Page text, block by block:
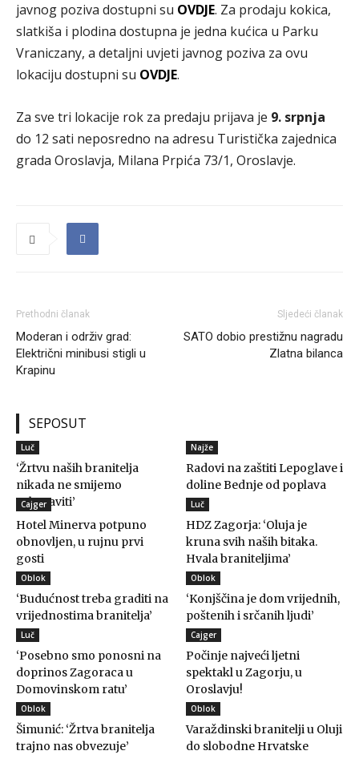
javnog poziva dostupni su OVDJE. Za prodaju kokica,
slatkiša i plodina dostupna je jedna kućica u Parku
Vraniczany, a detaljni uvjeti javnog poziva za ovu
lokaciju dostupni su OVDJE.
Za sve tri lokacije rok za predaju prijava je 9. srpnja
do 12 sati neposredno na adresu Turistička zajednica
grada Oroslavja, Milana Prpića 73/1, Oroslavje.
Prethodni članak
Moderan i održiv grad:
Električni minibusi stigli u
Krapinu
Sljedeći članak
SATO dobio prestižnu nagradu
Zlatna bilanca
SEPOSUT
Luč
‘Žrtvu naših branitelja
nikada ne smijemo
zaboraviti’
Najže
Radovi na zaštiti Lepoglave i
doline Bednje od poplava
Cajger
Hotel Minerva potpuno
obnovljen, u rujnu prvi
gosti
Luč
HDZ Zagorja: ‘Oluja je
kruna svih naših bitaka.
Hvala braniteljima’
Oblok
‘Budućnost treba graditi na
vrijednostima branitelja’
Oblok
‘Konjščina je dom vrijednih,
poštenih i srčanih ljudi’
Luč
‘Posebno smo ponosni na
doprinos Zagoraca u
Domovinskom ratu’
Cajger
Počinje najveći ljetni
spektakl u Zagorju, u
Oroslavju!
Oblok
Šimunić: ‘Žrtva branitelja
trajno nas obvezuje’
Oblok
Varaždinski branitelji u Oluji
do slobodne Hrvatske